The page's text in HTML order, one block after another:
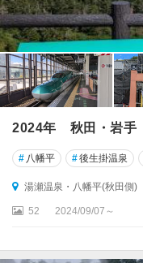
2024年 秋田・岩手
# 八幡平 #後生掛温泉
湯瀬温泉・八幡平(秋田側)
52 2024/09/07～